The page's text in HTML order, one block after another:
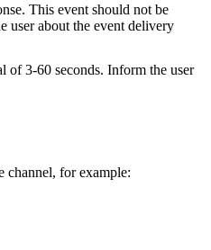
This event should not be
user about the event delivery
of 3-60 seconds. Inform the user
channel, for example: